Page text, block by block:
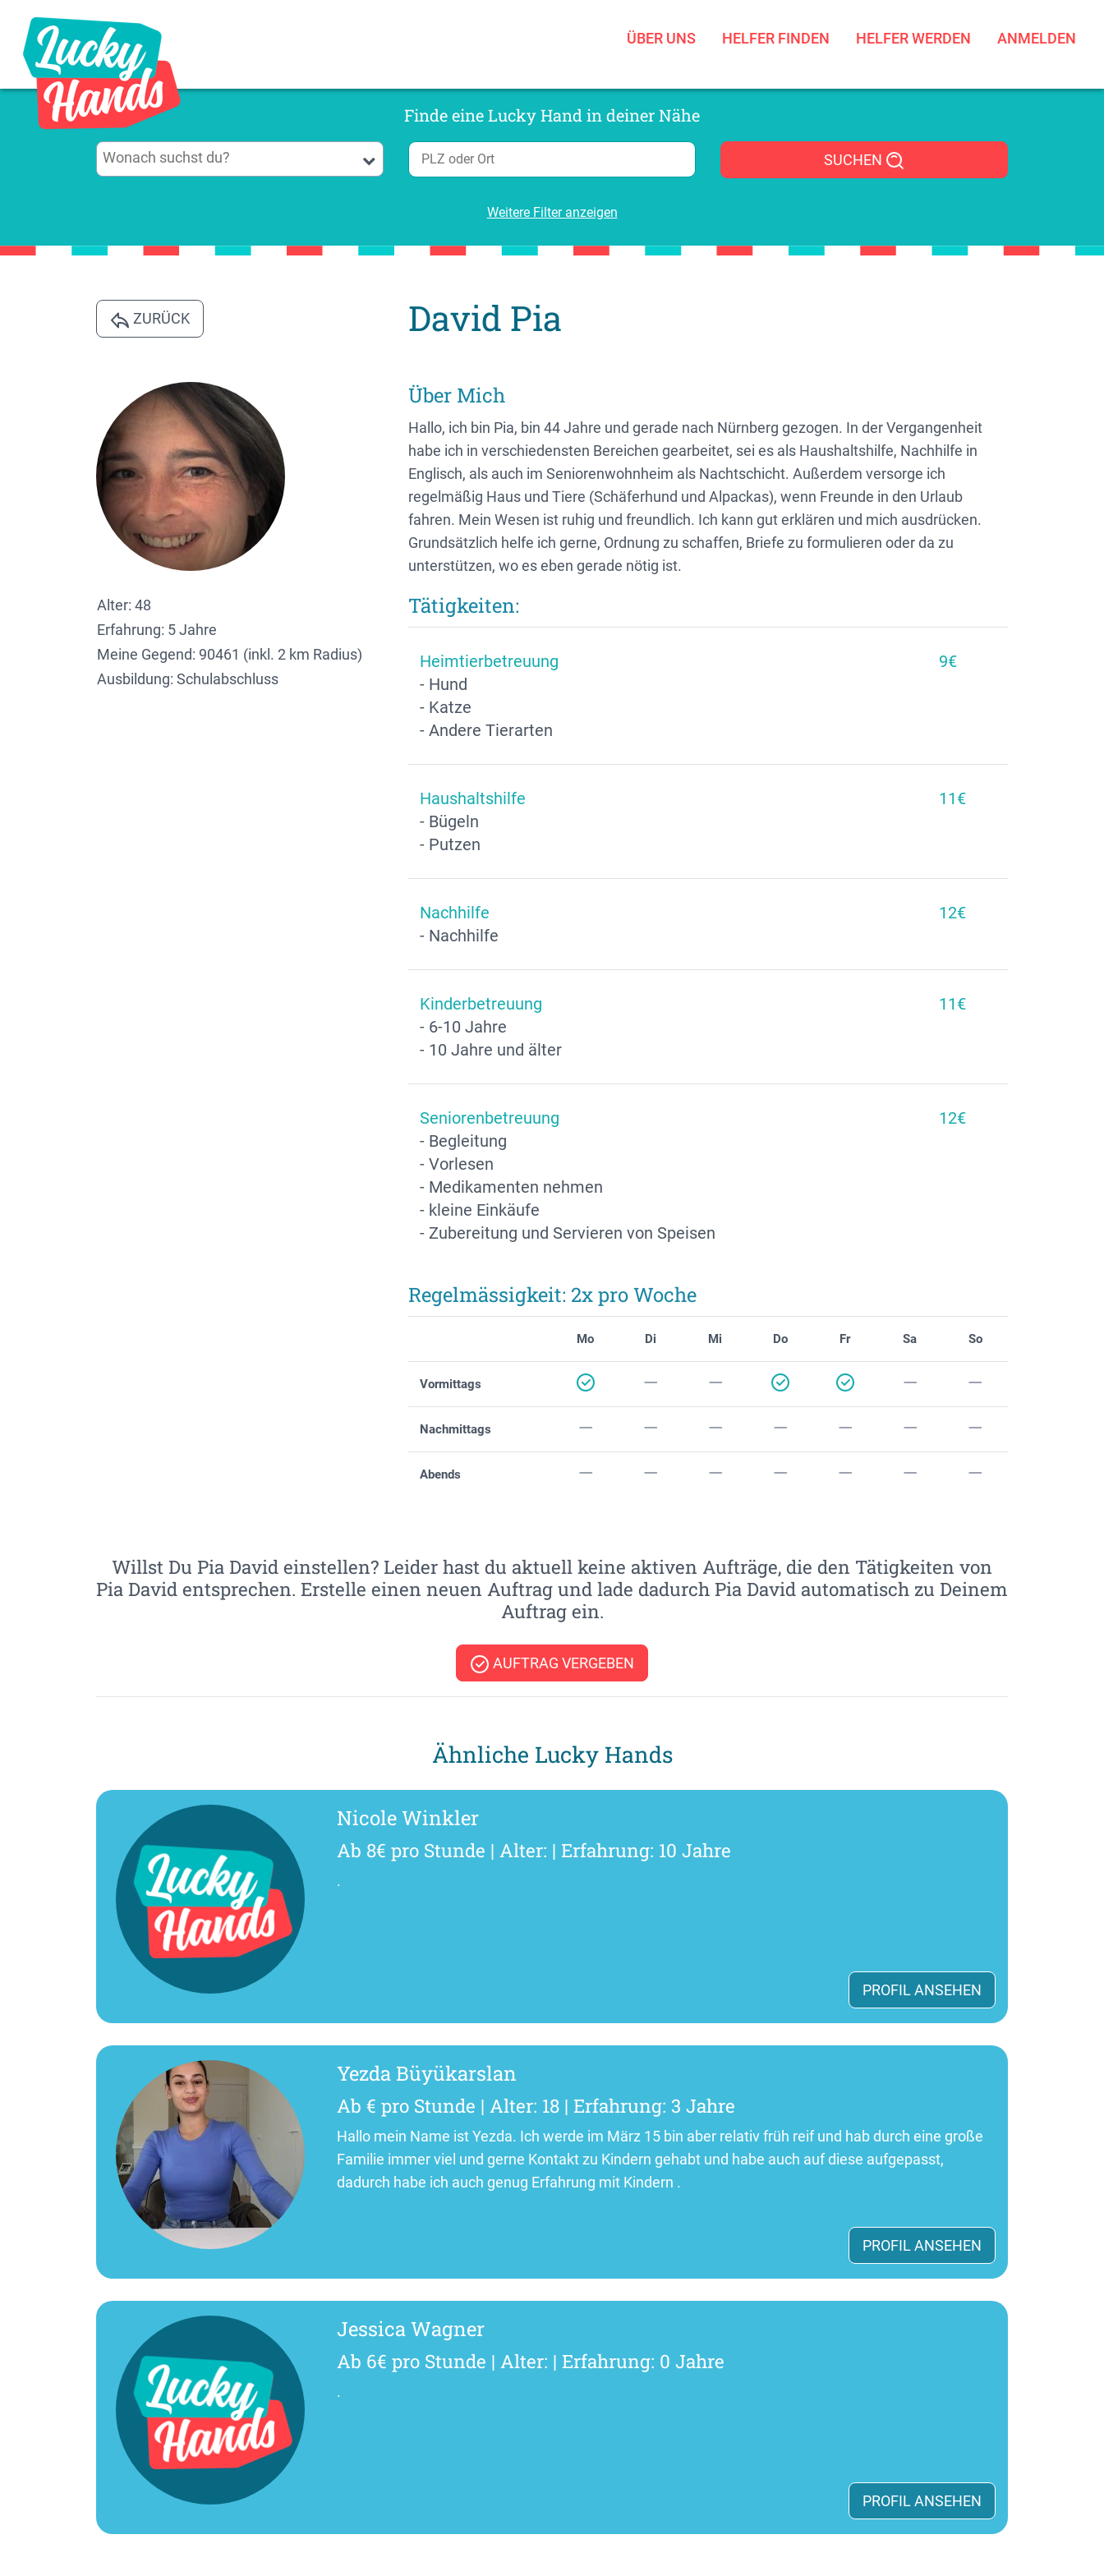
ÜBER UNS HELFER FINDEN HELFER WERDEN ANMELDEN
Finde eine Lucky Hand in deiner Nähe
SUCHEN
Weitere Filter anzeigen
ZURÜCK David Pia
Alter: 48
Erfahrung: 5 Jahre
Meine Gegend: 90461 (inkl. 2 km Radius)
Ausbildung: Schulabschluss
Über Mich
Hallo, ich bin Pia, bin 44 Jahre und gerade nach Nürnberg gezogen. In der Vergangenheit
habe ich in verschiedensten Bereichen gearbeitet, sei es als Haushaltshilfe, Nachhilfe in
Englisch, als auch im Seniorenwohnheim als Nachtschicht. Außerdem versorge ich
regelmäßig Haus und Tiere (Schäferhund und Alpackas), wenn Freunde in den Urlaub
fahren. Mein Wesen ist ruhig und freundlich. Ich kann gut erklären und mich ausdrücken.
Grundsätzlich helfe ich gerne, Ordnung zu schaffen, Briefe zu formulieren oder da zu
unterstützen, wo es eben gerade nötig ist.
Tätigkeiten:
Heimtierbetreuung
- Hund
- Katze
- Andere Tierarten
9€
Haushaltshilfe
- Bügeln
- Putzen
11€
Nachhilfe
- Nachhilfe
12€
Kinderbetreuung
- 6-10 Jahre
- 10 Jahre und älter
11€
Seniorenbetreuung
- Begleitung
- Vorlesen
- Medikamenten nehmen
- kleine Einkäufe
- Zubereitung und Servieren von Speisen
12€
Regelmässigkeit: 2x pro Woche
Mo Di Mi Do Fr Sa So
Vormittags
Nachmittags
Abends
Willst Du Pia David einstellen? Leider hast du aktuell keine aktiven Aufträge, die den Tätigkeiten von
Pia David entsprechen. Erstelle einen neuen Auftrag und lade dadurch Pia David automatisch zu Deinem
Auftrag ein.
AUFTRAG VERGEBEN
Ähnliche Lucky Hands
Nicole Winkler
Ab 8€ pro Stunde | Alter: | Erfahrung: 10 Jahre
.
PROFIL ANSEHEN
Yezda Büyükarslan
Ab € pro Stunde | Alter: 18 | Erfahrung: 3 Jahre
Hallo mein Name ist Yezda. Ich werde im März 15 bin aber relativ früh reif und hab durch eine große
Familie immer viel und gerne Kontakt zu Kindern gehabt und habe auch auf diese aufgepasst,
dadurch habe ich auch genug Erfahrung mit Kindern .
PROFIL ANSEHEN
Jessica Wagner
Ab 6€ pro Stunde | Alter: | Erfahrung: 0 Jahre
.
PROFIL ANSEHEN